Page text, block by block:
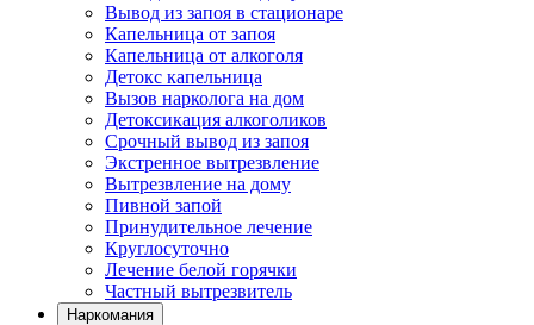
Вывод из запоя в стационаре
Капельница от запоя
Капельница от алкоголя
Детокс капельница
Вызов нарколога на дом
Детоксикация алкоголиков
Срочный вывод из запоя
Экстренное вытрезвление
Вытрезвление на дому
Пивной запой
Принудительное лечение
Круглосуточно
Лечение белой горячки
Частный вытрезвитель
Наркомания